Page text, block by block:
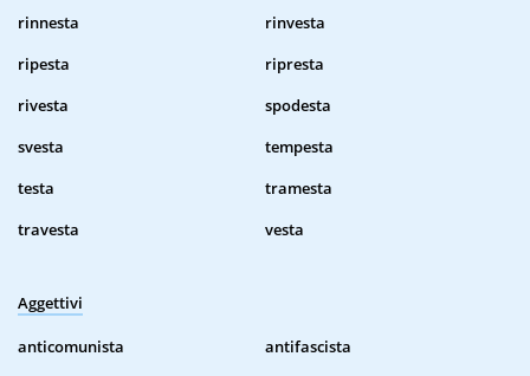
rinnesta
rinvesta
ripesta
ripresta
rivesta
spodesta
svesta
tempesta
testa
tramesta
travesta
vesta
Aggettivi
anticomunista
antifascista